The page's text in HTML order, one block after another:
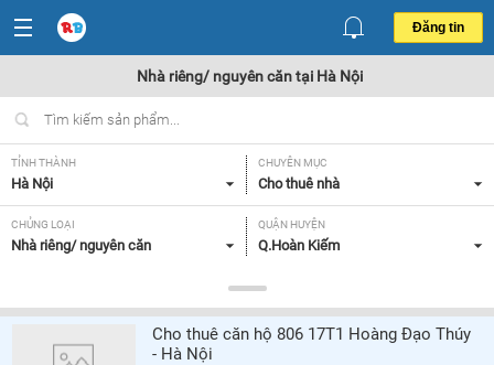
Đăng tin
Nhà riêng/ nguyên căn tại Hà Nội
TỈNH THÀNH
Hà Nội
CHUYÊN MỤC
Cho thuê nhà
CHỦNG LOẠI
Nhà riêng/ nguyên căn
QUẬN HUYỆN
Q.Hoàn Kiếm
Tất cả
DIỆN TÍCH
Tất cả
SỐ PHÒNG NGỦ
Cho thuê căn hộ 806 17T1 Hoàng Đạo Thúy
- Hà Nội